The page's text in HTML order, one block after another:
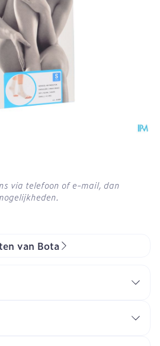
via telefoon of e-mail, dan
van Bota